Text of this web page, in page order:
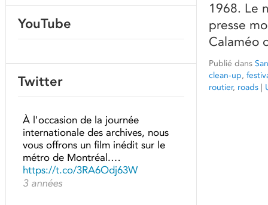
1968. Le
presse
Calaméo
Publié dans
clean-up,
routier, roads |
YouTube
Twitter
À l'occasion de la journée
internationale des archives, nous
vous offrons un film inédit sur le
métro de Montréal.…
https://t.co/3RA6Odj63W
3 années